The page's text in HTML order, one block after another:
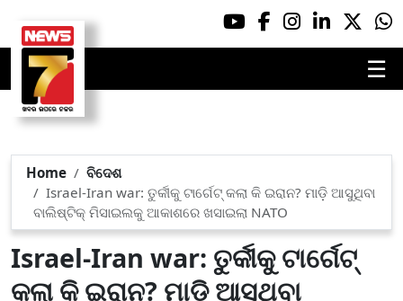
☰
Home
ବିଦେଶ
Israel-Iran war: ତୁର୍କୀକୁ ଟାର୍ଗେଟ୍ କଲା କି ଇରାନ? ମାଡ଼ି ଆସୁଥିବା
ବାଲିଷ୍ଟିକ୍ ମିସାଇଲକୁ ଆକାଶରେ ଖସାଇଲା NATO
Israel-Iran war: ତୁର୍କୀକୁ ଟାର୍ଗେଟ୍
କଲା କି ଇରାନ? ମାଡ଼ି ଆସୁଥିବା